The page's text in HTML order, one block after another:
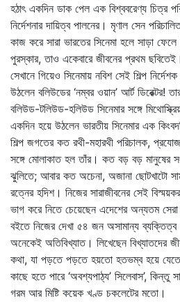
হঠাৎ একদিন ডাক পেল এক বিশ্ববরেণ্য চিত্র
নির্দেশনার দায়িত্ব পালনের। মৃণাল সেন
কাজ করে সারা ভারতের সিনেমা হলে সাড়া
পুরস্কার, তাও একেবারে জীবনের প্রথম
সেখানে গিয়েও সিনেমায় নবিশ সেই শিল্প
উঠলেন বলিউডের ‘নম্বর ওয়ান’ আর্ট ডিরেক্টর!
বলিউড-টলিউড-হলিউড সিনেমার সঙ্গে
একদিন হয়ে উঠলেন ভারতীয় সিনেমার এক
শিল্প জগতের কত রথী-মহারথী পরিচালক,
সঙ্গে মোলাকাত হল তাঁর। কত বড় বড় মানুষের
ঝুলিতে; আবার কত অচেনা, অজানা ছোটখাটো
রত্নের হদিশ। নিজের সারাজীবনের সেই
ভাগ করে নিতে চেয়েছেন এদেশের অন্যতম সেরা
বইতে নিজের দেখা ৫৪ জন অসামান্য ব্যক্তিত্ব
অনেকেই অতিবিখ্যাত। লিখেছেন বিখ্যাতদের
কথা, যা পড়তে পড়তে হয়তো হতভম্ব হয়ে যেতে
কাছে হতে পারে ‘অবশ্যপাঠ্য’ সিলেবাস’, কিন্তু
গরম আর মিষ্টি কয়েক খণ্ড চকলেটের মতো।